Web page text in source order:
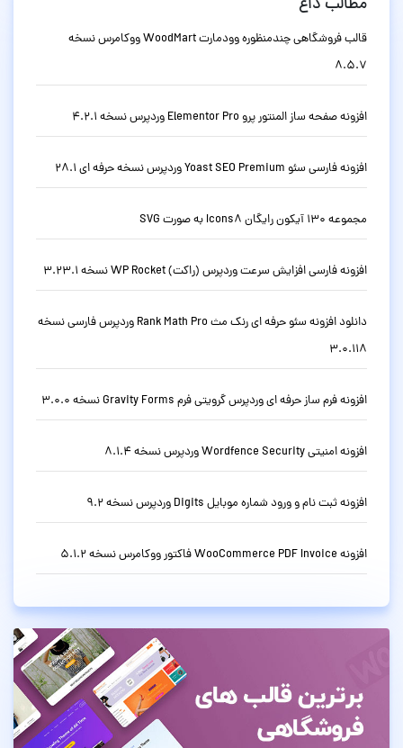
قالب فروشگاهی چندمنظوره وودمارت WoodMart ووکامرس نسخه
8.5.7
افزونه صفحه ساز المنتور پرو Elementor Pro وردپرس نسخه 4.2.1
افزونه فارسی سئو Yoast SEO Premium وردپرس نسخه حرفه ای 28.1
مجموعه 130 آیکون رایگان Icons8 به صورت SVG
افزونه فارسی افزایش سرعت وردپرس (راکت) WP Rocket نسخه 3.23.1
دانلود افزونه سئو حرفه ای رنک مث Rank Math Pro وردپرس فارسی نسخه
3.0.118
افزونه فرم ساز حرفه ای وردپرس گرویتی فرم Gravity Forms نسخه 3.0.0
افزونه امنیتی Wordfence Security وردپرس نسخه 8.1.4
افزونه ثبت نام و ورود شماره موبایل Digits وردپرس نسخه 9.2
افزونه WooCommerce PDF Invoice فاکتور ووکامرس نسخه 5.1.2